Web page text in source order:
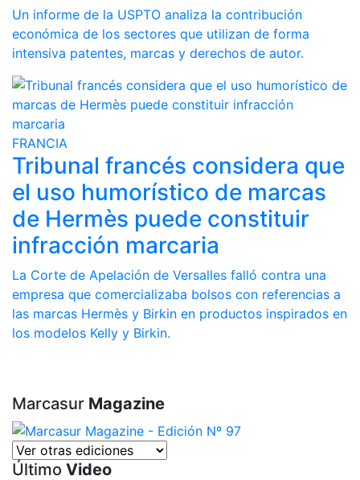
Un informe de la USPTO analiza la contribución
económica de los sectores que utilizan de forma
intensiva patentes, marcas y derechos de autor.
FRANCIA
Tribunal francés considera que
el uso humorístico de marcas
de Hermès puede constituir
infracción marcaria
La Corte de Apelación de Versalles falló contra una
empresa que comercializaba bolsos con referencias a
las marcas Hermès y Birkin en productos inspirados en
los modelos Kelly y Birkin.
Marcasur Magazine
Último Video